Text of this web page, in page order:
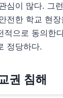
심이 많다. 그
전한 학교 현
적으로 동의한
정당하다.
권 침해